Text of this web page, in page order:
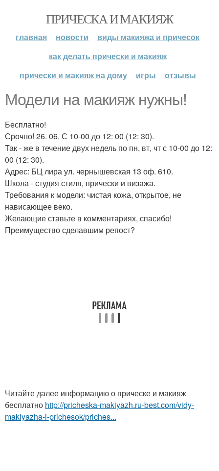
ПРИЧЕСКА И МАКИЯЖ
главная новости
виды макияжа и причесок
как делать прически и макияж
прически и макияж на дому
игры отзывы
Модели на макияж нужны!
Бесплатно!
Срочно! 26. 06. С 10-00 до 12: 00 (12: 30).
Так - же в течение двух недель по пн, вт, чт с 10-00 до 12:
00 (12: 30).
Адрес: БЦ лира ул. чернышевская 13 оф. 610.
Школа - студия стиля, прически и визажа.
Требования к модели: чистая кожа, открытое, не
нависающее веко.
Желающие ставьте в комментариях, спасибо!
Преимущество сделавшим репост?
Читайте далее информацию о прическе и макияж
бесплатно http://pricheska-makiyazh.ru-best.com/vidy-
makiyazha-i-prichesok/priches...